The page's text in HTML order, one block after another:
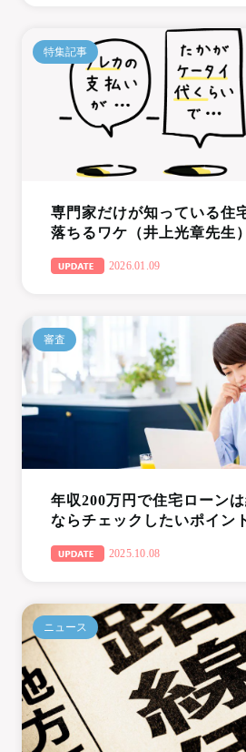
専門家だけが知っている住
落ちるワケ（井上光章先生）
2026.01.09
特集記事
年収200万円で住宅ローン
ならチェックしたいポイン
2025.10.08
審査
ニュース